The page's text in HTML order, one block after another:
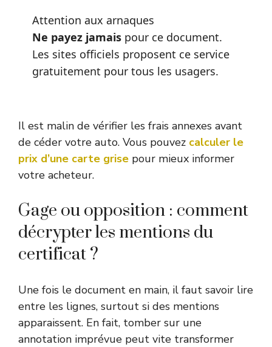
Attention aux arnaques
Ne payez jamaispour ce document.
Les sites officiels proposent ce service
gratuitement pour tous les usagers.
Il est malin de vérifier les frais annexes avant
de céder votre auto. Vous pouvez calculer le
prix d’une carte grise pour mieux informer
votre acheteur.
Gage ou opposition : comment
décrypter les mentions du
certificat ?
Une fois le document en main, il faut savoir lire
entre les lignes, surtout si des mentions
apparaissent. En fait, tomber sur une
annotation imprévue peut vite transformer